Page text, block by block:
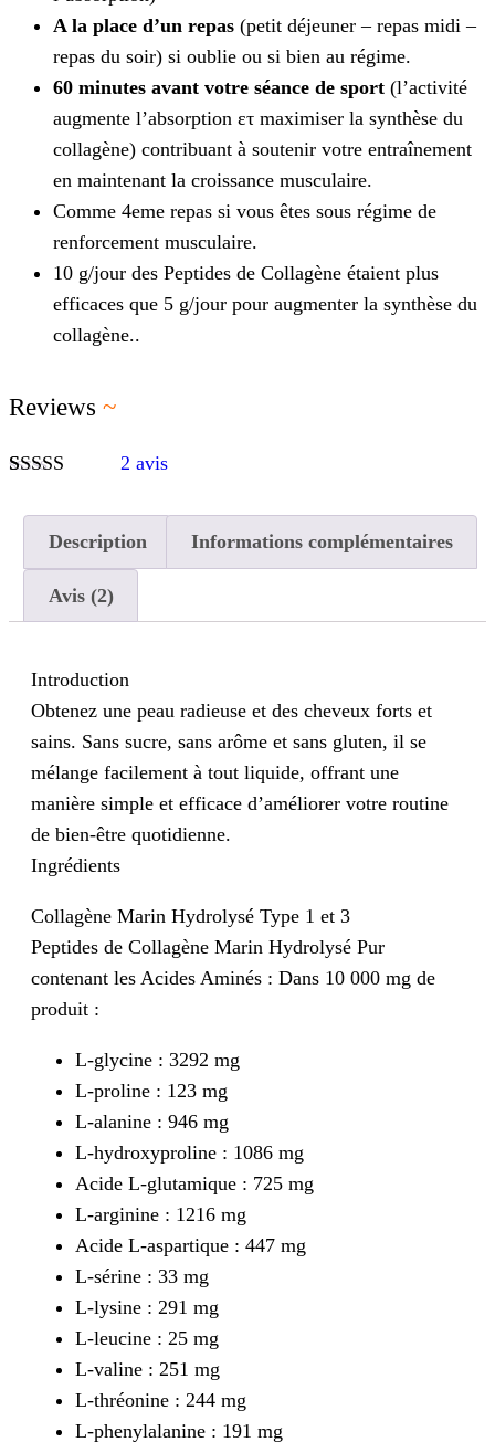
A la place d’un repas (petit déjeuner – repas midi –
repas du soir) si oublie ou si bien au régime.
60 minutes avant votre séance de sport (l’activité
augmente l’absorption ετ maximiser la synthèse du
collagène) contribuant à soutenir votre entraînement
en maintenant la croissance musculaire.
Comme 4eme repas si vous êtes sous régime de
renforcement musculaire.
10 g/jour des Peptides de Collagène étaient plus
efficaces que 5 g/jour pour augmenter la synthèse du
collagène..
Reviews ~
sur 5 basé
notations
client
2 avis
Description Informations complémentaires
Avis (2)
Introduction
Obtenez une peau radieuse et des cheveux forts et
sains. Sans sucre, sans arôme et sans gluten, il se
mélange facilement à tout liquide, offrant une
manière simple et efficace d’améliorer votre routine
de bien-être quotidienne.
Ingrédients
Collagène Marin Hydrolysé Type 1 et 3
Peptides de Collagène Marin Hydrolysé Pur
contenant les Acides Aminés : Dans 10 000 mg de
produit :
L-glycine : 3292 mg
L-proline : 123 mg
L-alanine : 946 mg
L-hydroxyproline : 1086 mg
Acide L-glutamique : 725 mg
L-arginine : 1216 mg
Acide L-aspartique : 447 mg
L-sérine : 33 mg
L-lysine : 291 mg
L-leucine : 25 mg
L-valine : 251 mg
L-thréonine : 244 mg
L-phenylalanine : 191 mg